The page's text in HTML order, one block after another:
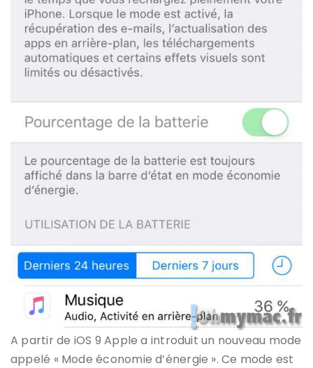
A partir de iOS 9 Apple a introduit un nouveau mode
appelé « Mode économie d’énergie ». Ce mode est